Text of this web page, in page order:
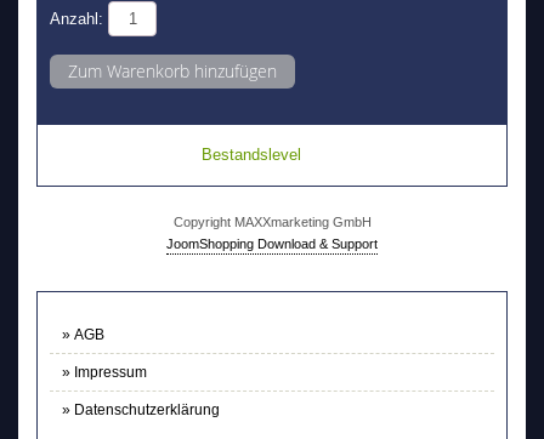
AGB
Impressum
Datenschutzerklärung
Anzahl:
Bestandslevel
Copyright MAXXmarketing GmbH
JoomShopping Download & Support